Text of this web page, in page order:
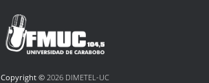
Copyright © 2026 DIMETEL-UC